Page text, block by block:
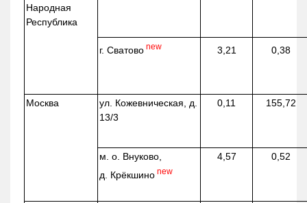
Народная
Республика
г. Сватово new 3,21 0,38
Москва ул. Кожевническая, д.
13/3
0,11 155,72
м. о. Внуково,
д. Крёкшино new
4,57 0,52